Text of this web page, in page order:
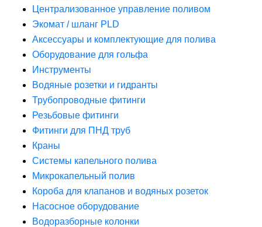
Централизованное управление поливом
Экомат / шланг PLD
Аксессуары и комплектующие для полива
Оборудование для гольфа
Инструменты
Водяные розетки и гидранты
Трубопроводные фитинги
Резьбовые фитинги
Фитинги для ПНД труб
Краны
Системы капельного полива
Микрокапельный полив
Короба для клапанов и водяных розеток
Насосное оборудование
Водоразборные колонки